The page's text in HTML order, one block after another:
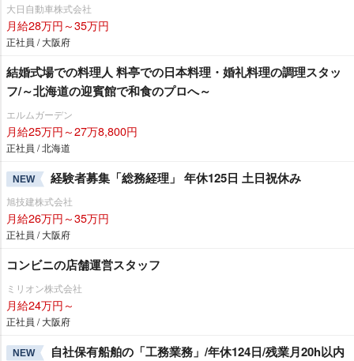
大日自動車株式会社
月給28万円～35万円
正社員 / 大阪府
結婚式場での料理人 料亭での日本料理・婚礼料理の調理スタッ
フ/～北海道の迎賓館で和食のプロへ～
エルムガーデン
月給25万円～27万8,800円
正社員 / 北海道
NEW 経験者募集「総務経理」 年休125日 土日祝休み
旭技建株式会社
月給26万円～35万円
正社員 / 大阪府
コンビニの店舗運営スタッフ
ミリオン株式会社
月給24万円～
正社員 / 大阪府
NEW 自社保有船舶の「工務業務」/年休124日/残業月20h以内